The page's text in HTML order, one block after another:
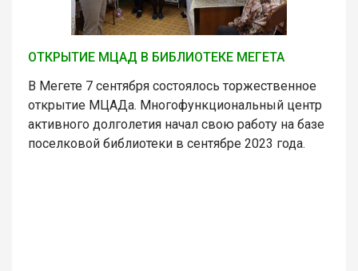
ОТКРЫТИЕ МЦАД В БИБЛИОТЕКЕ МЕГЕТА
В Мегете 7 сентября состоялось торжественное
открытие МЦАДа. Многофункциональный центр
активного долголетия начал свою работу на базе
поселковой библиотеки в сентябре 2023 года.